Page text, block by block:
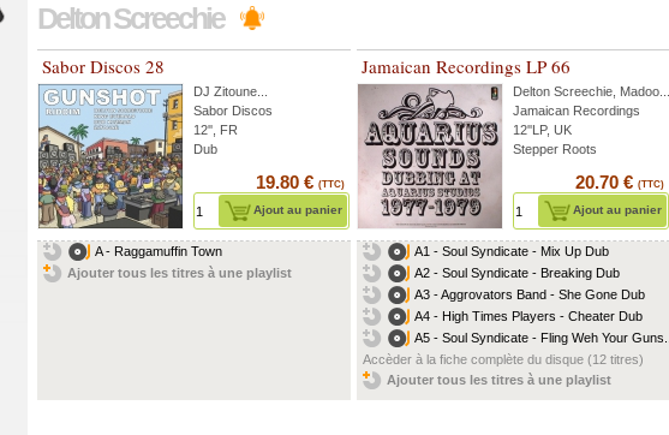
Delton Screechie
Sabor Discos 28
DJ Zitoune
Sabor Discos
12'', FR
Dub
19.80 € (TTC)
Ajout au panier
A - Raggamuffin Town
Ajouter tous les titres à une playlist
Jamaican Recordings LP 66
Delton Screechie Madoo
Jamaican Recordings
12''LP, UK
Stepper Roots
20.70 € (TTC)
Ajout au panier
A1 - Soul Syndicate - Mix Up Dub
A2 - Soul Syndicate - Breaking Dub
A3 - Aggrovators Band - She Gone Dub
A4 - High Times Players - Cheater Dub
A5 - Soul Syndicate - Fling Weh Your Guns...
Accèder à la fiche complète du disque (12 titres)
Ajouter tous les titres à une playlist